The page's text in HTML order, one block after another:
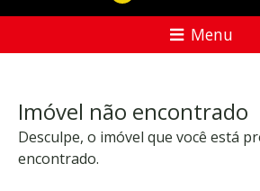
Menu
Imóvel não encontrado
Desculpe, o imóvel que você está
encontrado.